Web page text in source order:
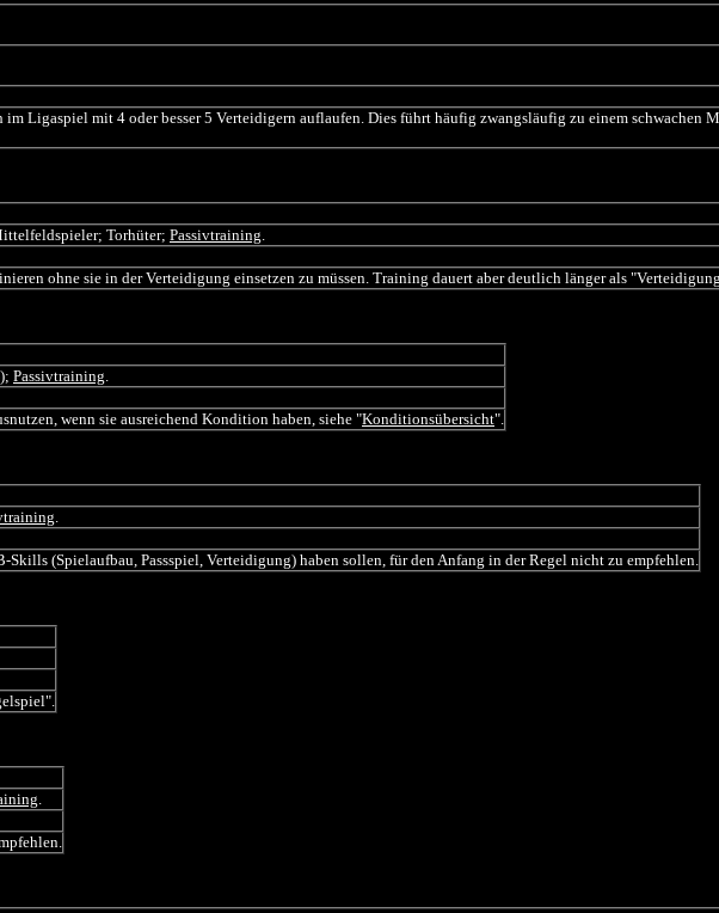
Ligaspiel mit 4 oder besser 5 Verteidigern auflaufen. Dies führt häufig zwangsläufig zu einem schwachen
Torhüter; Passivtraining.
ohne sie in der Verteidigung einsetzen zu müssen. Training dauert aber deutlich länger als
Passivtraining.
wenn sie ausreichend Kondition haben, siehe "Konditionsübersicht".
.
Skills (Spielaufbau, Passspiel, Verteidigung) haben sollen, für den Anfang in der Regel nicht zu empfehlen.
.